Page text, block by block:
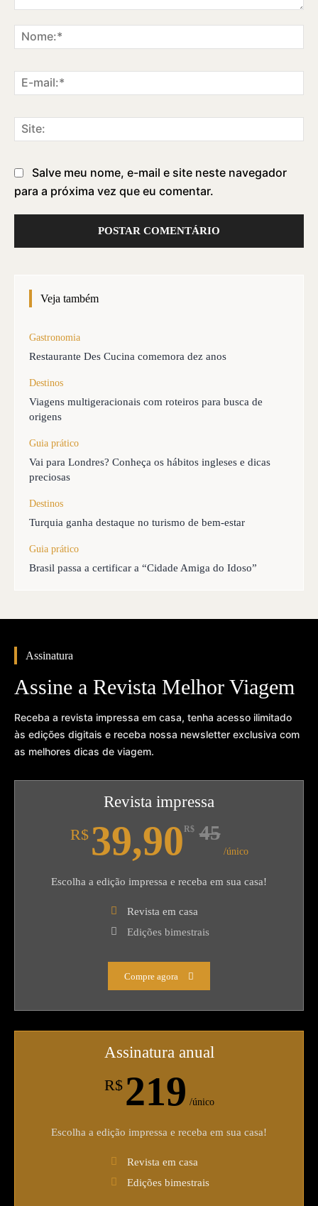
Salve meu nome, e-mail e site neste navegador
para a próxima vez que eu comentar.
Veja também
Gastronomia
Restaurante Des Cucina comemora dez anos
Destinos
Viagens multigeracionais com roteiros para busca de
origens
Guia prático
Vai para Londres? Conheça os hábitos ingleses e dicas
preciosas
Destinos
Turquia ganha destaque no turismo de bem-estar
Guia prático
Brasil passa a certificar a “Cidade Amiga do Idoso”
Assinatura
Assine a Revista Melhor Viagem
Receba a revista impressa em casa, tenha acesso ilimitado
às edições digitais e receba nossa newsletter exclusiva com
as melhores dicas de viagem.
Revista impressa
R$ 39,90 R$ 45
/único
Escolha a edição impressa e receba em sua casa!
Revista em casa
Edições bimestrais
Compre agora
Assinatura anual
R$ 219 /único
Escolha a edição impressa e receba em sua casa!
Revista em casa
Edições bimestrais